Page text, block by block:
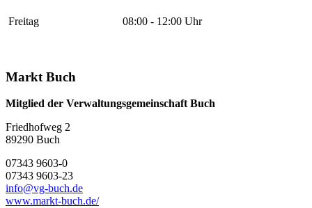
Freitag 08:00 - 12:00 Uhr
Markt Buch
Mitglied der Verwaltungsgemeinschaft Buch
Friedhofweg 2
89290 Buch
07343 9603-0
07343 9603-23
info@vg-buch.de
www.markt-buch.de/